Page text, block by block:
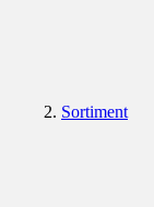
Sortiment